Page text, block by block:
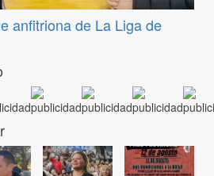
anfitriona de La Liga de